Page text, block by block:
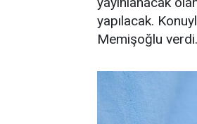
yapılacak.
Memişoğlu verdi.